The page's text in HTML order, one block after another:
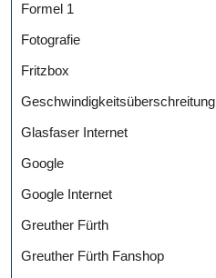
Formel 1
Fotografie
Fritzbox
Geschwindigkeitsüberschreitung
Glasfaser Internet
Google
Google Internet
Greuther Fürth
Greuther Fürth Fanshop